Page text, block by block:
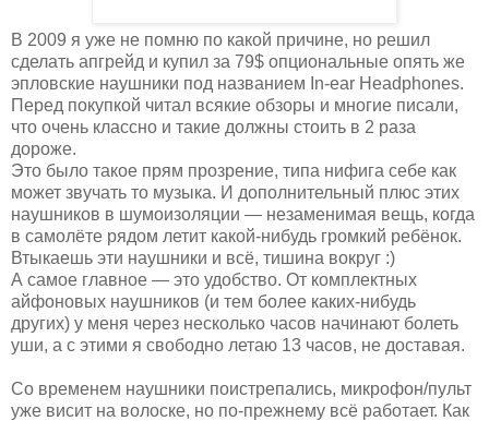
В 2009 я уже не помню по какой причине, но решил
сделать апгрейд и купил за 79$ опциональные опять же
эпловские наушники под названием In-ear Headphones.
Перед покупкой читал всякие обзоры и многие писали,
что очень классно и такие должны стоить в 2 раза
дороже.
Это было такое прям прозрение, типа нифига себе как
может звучать то музыка. И дополнительный плюс этих
наушников в шумоизоляции — незаменимая вещь, когда
в самолёте рядом летит какой-нибудь громкий ребёнок.
Втыкаешь эти наушники и всё, тишина вокруг :)
А самое главное — это удобство. От комплектных
айфоновых наушников (и тем более каких-нибудь
других) у меня через несколько часов начинают болеть
уши, а с этими я свободно летаю 13 часов, не доставая.
Со временем наушники поистрепались, микрофон/пульт
уже висит на волоске, но по-прежнему всё работает. Как